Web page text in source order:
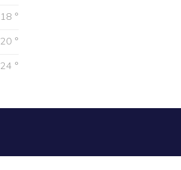
18 °
20 °
24 °